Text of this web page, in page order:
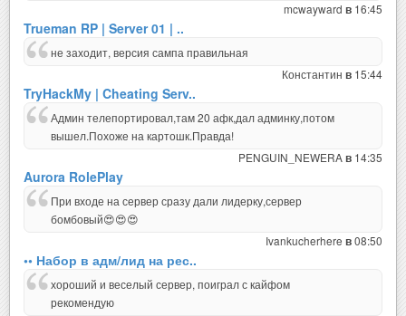
mcwayward в 16:45
Trueman RP | Server 01 | ..
не заходит, версия сампа правильная
Константин в 15:44
TryHackMy | Cheating Serv..
Админ телепортировал,там 20 афк,дал админку,потом
вышел.Похоже на картошк.Правда!
PENGUIN_NEWERAв 14:35
Aurora RolePlay
При входе на сервер сразу дали лидерку,сервер
бомбовый😍😍😍
Ivankucherhere в08:50
•• Набор в адм/лид на рес..
хороший и веселый сервер, поиграл с кайфом
рекомендую